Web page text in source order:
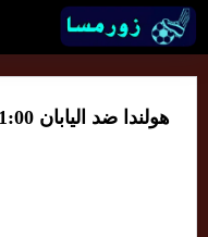
هولندا ضد اليابان 11:00